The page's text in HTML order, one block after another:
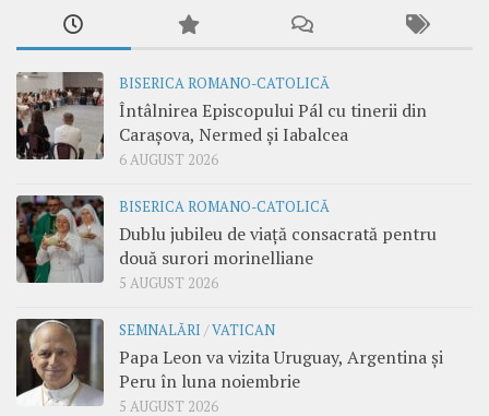
BISERICA ROMANO-CATOLICĂ
Întâlnirea Episcopului Pál cu tinerii din
Carașova, Nermed și Iabalcea
6 AUGUST 2026
BISERICA ROMANO-CATOLICĂ
Dublu jubileu de viață consacrată pentru
două surori morinelliane
5 AUGUST 2026
SEMNALĂRI /VATICAN
Papa Leon va vizita Uruguay, Argentina și
Peru în luna noiembrie
5 AUGUST 2026